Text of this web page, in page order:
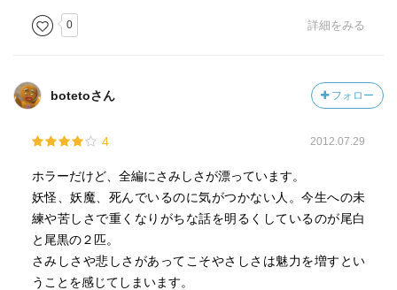
＊ 0 詳細をみる
botetoさん フォロー
4 2012.07.29
ホラーだけど、全編にさみしさが漂っています。
妖怪、妖魔、死んでいるのに気がつかない人。今生への未
練や苦しさで重くなりがちな話を明るくしているのが尾白
と尾黒の２匹。
さみしさや悲しさがあってこそやさしさは魅力を増すとい
うことを感じてしまいます。